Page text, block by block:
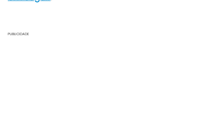
PUBLICIDADE